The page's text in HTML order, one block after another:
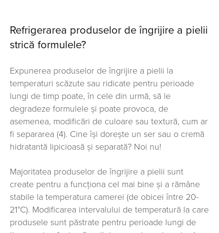
Refrigerarea produselor de îngrijire a pielii
strică formulele?
Expunerea produselor de îngrijire a pielii la
temperaturi scăzute sau ridicate pentru perioade
lungi de timp poate, în cele din urmă, să le
degradeze formulele și poate provoca, de
asemenea, modificări de culoare sau textură, cum ar
fi separarea (4). Cine își dorește un ser sau o cremă
hidratantă lipicioasă și separată? Noi nu!
Majoritatea produselor de îngrijire a pielii sunt
create pentru a funcționa cel mai bine și a rămâne
stabile la temperatura camerei (de obicei între 20-
21°C). Modificarea intervalului de temperatură la care
produsele sunt păstrate pentru perioade lungi de